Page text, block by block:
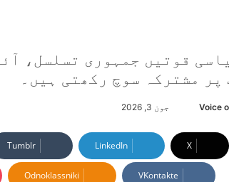
قوتیں جمہوری تسلسل،
مشترکہ سوچ رکھتی ہیں۔
Voice
n
d
جون 3, 2026
X
LinkedIn
Tumblr
VKontakte
Odnoklassniki